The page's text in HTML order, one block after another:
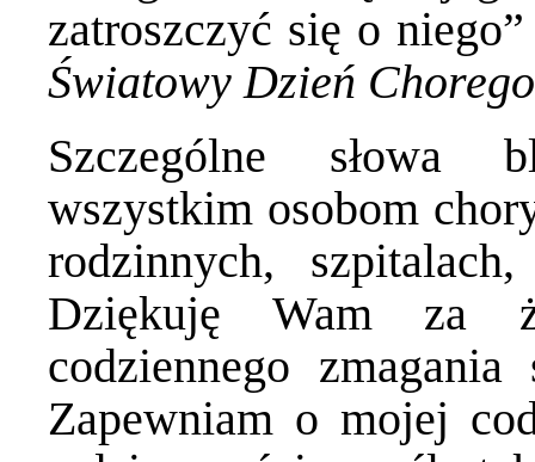
zatroszczyć się o
Światowy Dzień
Szczególne słowa
wszystkim osobom
rodzinnych,
Dziękuję Wam za
codziennego
Zapewniam o mojej